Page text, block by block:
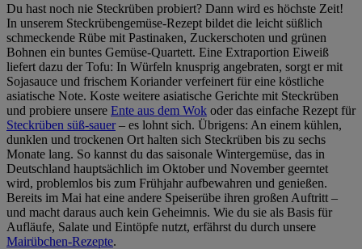
Du hast noch nie Steckrüben probiert? Dann wird es höchste Zeit!
In unserem Steckrübengemüse-Rezept bildet die leicht süßlich
schmeckende Rübe mit Pastinaken, Zuckerschoten und grünen
Bohnen ein buntes Gemüse-Quartett. Eine Extraportion Eiweiß
liefert dazu der Tofu: In Würfeln knusprig angebraten, sorgt er mit
Sojasauce und frischem Koriander verfeinert für eine köstliche
asiatische Note. Koste weitere asiatische Gerichte mit Steckrüben
und probiere unsere Ente aus dem Wok oder das einfache Rezept für
Steckrüben süß-sauer– es lohnt sich. Übrigens: An einem kühlen,
dunklen und trockenen Ort halten sich Steckrüben bis zu sechs
Monate lang. So kannst du das saisonale Wintergemüse, das in
Deutschland hauptsächlich im Oktober und November geerntet
wird, problemlos bis zum Frühjahr aufbewahren und genießen.
Bereits im Mai hat eine andere Speiserübe ihren großen Auftritt –
und macht daraus auch kein Geheimnis. Wie du sie als Basis für
Aufläufe, Salate und Eintöpfe nutzt, erfährst du durch unsere
Mairübchen-Rezepte.